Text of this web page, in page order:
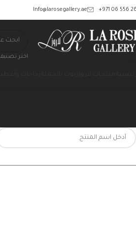
‎+971 06 556
Info@larosegallery.ae
اختر